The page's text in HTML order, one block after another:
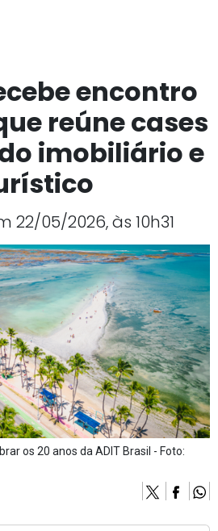
encontro
reúne cases
imobiliário e
22/05/2026, às 10h31
os 20 anos da ADIT Brasil - Foto: